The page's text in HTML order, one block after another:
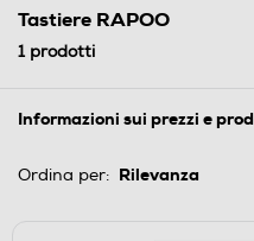
Tastiere RAPOO
1prodotti
Informazioni sui prezzi e
Ordina per: